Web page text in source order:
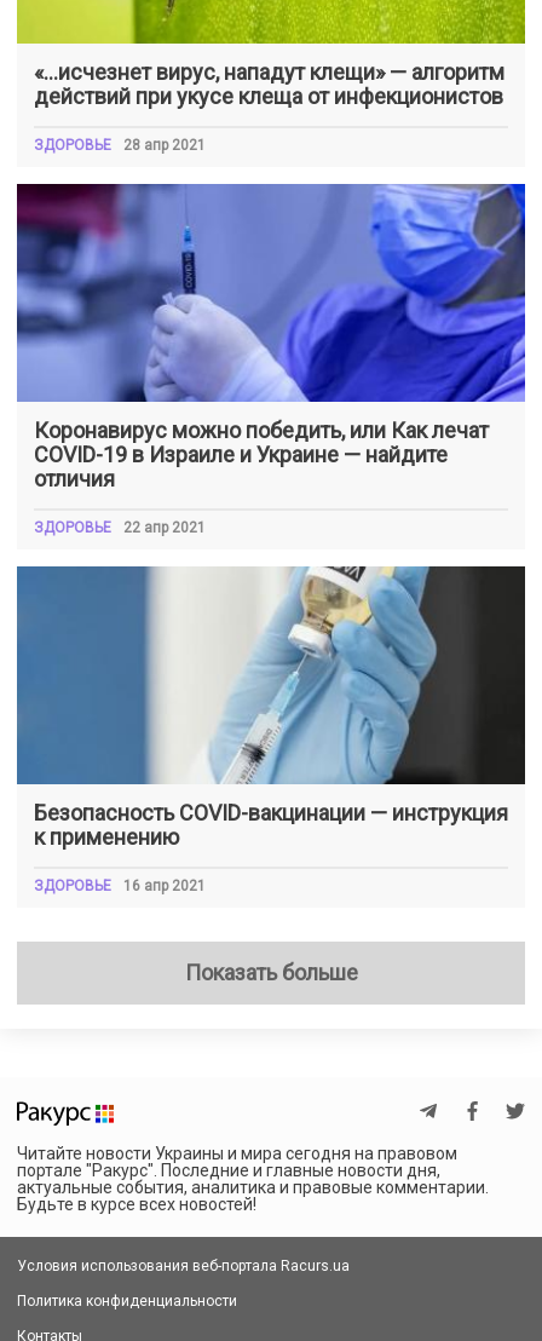
«…исчезнет вирус, нападут клещи» — алгоритм
действий при укусе клеща от инфекционистов
ЗДОРОВЬЕ 28 апр 2021
Коронавирус можно победить, или Как лечат
COVID-19 в Израиле и Украине — найдите
отличия
ЗДОРОВЬЕ 22 апр 2021
Безопасность COVID-вакцинации — инструкция
к применению
ЗДОРОВЬЕ 16 апр 2021
Показать больше
Читайте новости Украины и мира сегодня на правовом
портале "Ракурс". Последние и главные новости дня,
актуальные события, аналитика и правовые комментарии.
Будьте в курсе всех новостей!
Условия использования веб-портала Racurs.ua
Политика конфиденциальности
Контакты